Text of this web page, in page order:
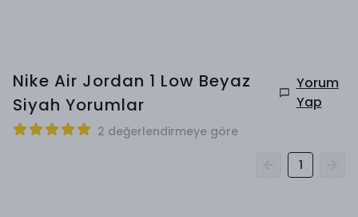
Nike Air Jordan 1 Low Beyaz
Siyah Yorumlar
Yorum
Yap
2 değerlendirmeye göre
1